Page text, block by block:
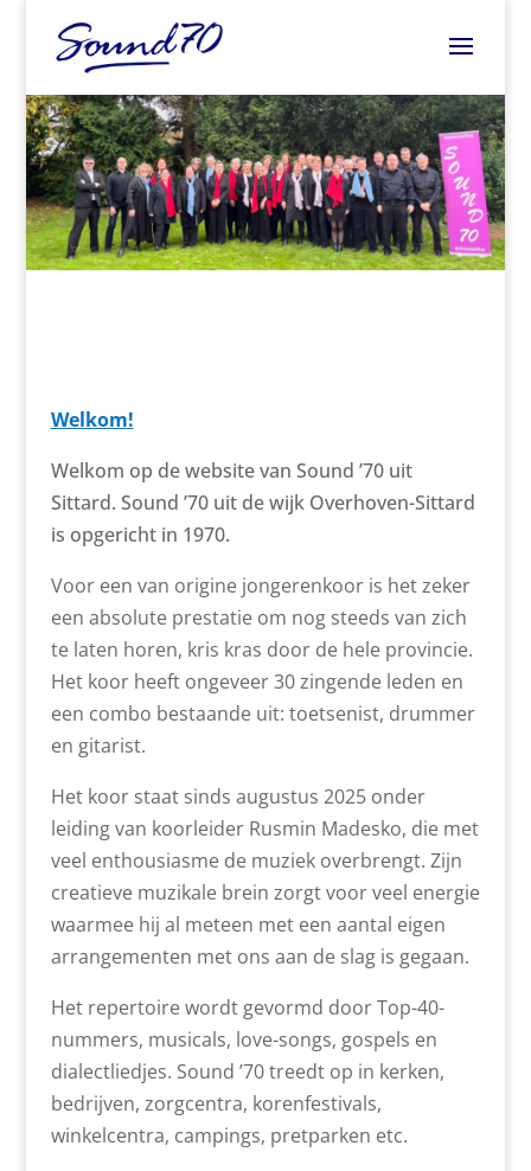
Welkom!
Welkom op de website van Sound ’70 uit
Sittard. Sound ’70 uit de wijk Overhoven-Sittard
is opgericht in 1970.
Voor een van origine jongerenkoor is het zeker
een absolute prestatie om nog steeds van zich
te laten horen, kris kras door de hele provincie.
Het koor heeft ongeveer 30 zingende leden en
een combo bestaande uit: toetsenist, drummer
en gitarist.
Het koor staat sinds augustus 2025 onder
leiding van koorleider Rusmin Madesko, die met
veel enthousiasme de muziek overbrengt. Zijn
creatieve muzikale brein zorgt voor veel energie
waarmee hij al meteen met een aantal eigen
arrangementen met ons aan de slag is gegaan.
Het repertoire wordt gevormd door Top-40-
nummers, musicals, love-songs, gospels en
dialectliedjes. Sound ’70 treedt op in kerken,
bedrijven, zorgcentra, korenfestivals,
winkelcentra, campings, pretparken etc.